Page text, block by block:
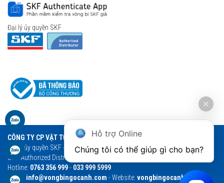
Đại lý ủy quyền SKF
CÔNG TY CP VẬT TƯ THƯƠNG MẠI NGỌC ANH
Đại lý ủy quyền SKF - Vòng bi Ngọc Anh - Vòng bi SKF chính hãng
SKF Authorized Distributor
Hotline: 0763 356 999- 033 999 5999
Email: info@vongbingocanh.com - Website: vongbingocanh.com
Hỗ trợ Online
Chúng tôi có thể giúp gì cho bạn?